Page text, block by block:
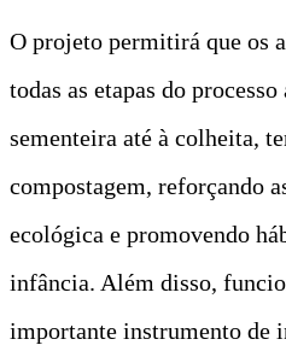
O projeto permitirá que os
todas as etapas do
sementeira até à colheita,
compostagem, reforçando
ecológica e promovendo
infância. Além disso,
importante instrumento de